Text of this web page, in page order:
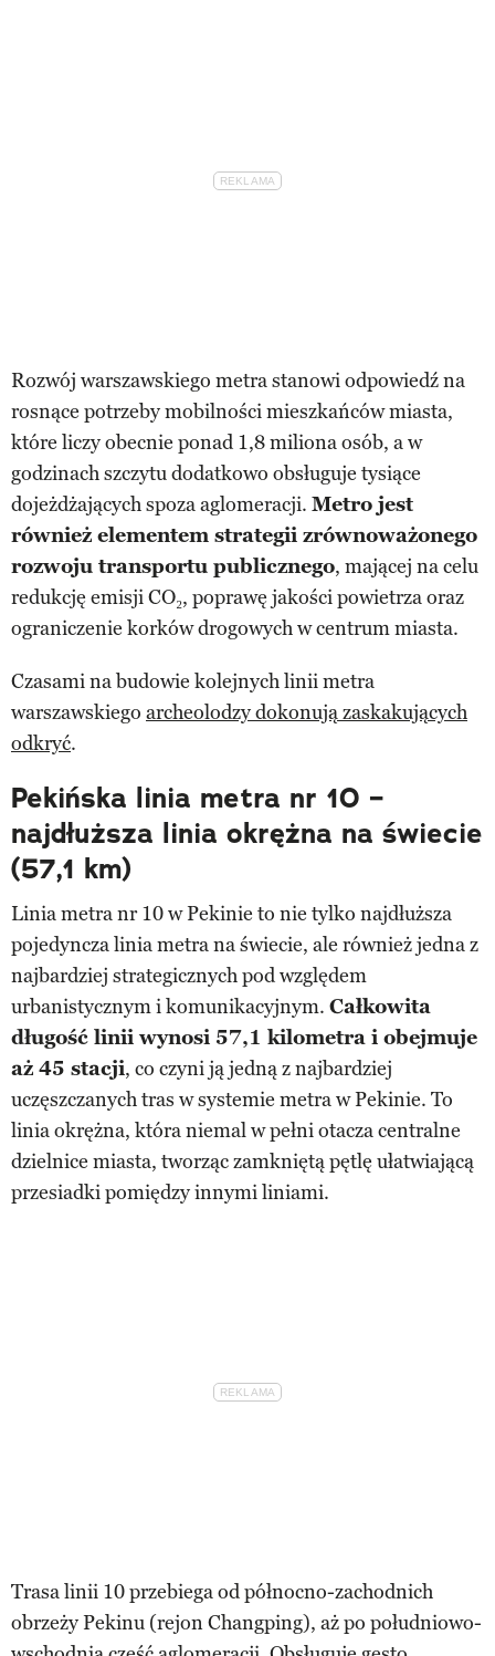
Rozwój warszawskiego metra stanowi odpowiedź na
rosnące potrzeby mobilności mieszkańców miasta,
które liczy obecnie ponad 1,8 miliona osób, a w
godzinach szczytu dodatkowo obsługuje tysiące
dojeżdżających spoza aglomeracji. Metro jest
również elementem strategii zrównoważonego
rozwoju transportu publicznego, mającej na celu
redukcję emisji CO₂, poprawę jakości powietrza oraz
ograniczenie korków drogowych w centrum miasta.
Czasami na budowie kolejnych linii metra
warszawskiego archeolodzy dokonują zaskakujących
odkryć.
Pekińska linia metra nr 10 –
najdłuższa linia okrężna na świecie
(57,1 km)
Linia metra nr 10 w Pekinie to nie tylko najdłuższa
pojedyncza linia metra na świecie, ale również jedna z
najbardziej strategicznych pod względem
urbanistycznym i komunikacyjnym. Całkowita
długość linii wynosi 57,1 kilometra i obejmuje
aż 45 stacji, co czyni ją jedną z najbardziej
uczęszczanych tras w systemie metra w Pekinie. To
linia okrężna, która niemal w pełni otacza centralne
dzielnice miasta, tworząc zamkniętą pętlę ułatwiającą
przesiadki pomiędzy innymi liniami.
Trasa linii 10 przebiega od północno-zachodnich
obrzeży Pekinu (rejon Changping), aż po południowo-